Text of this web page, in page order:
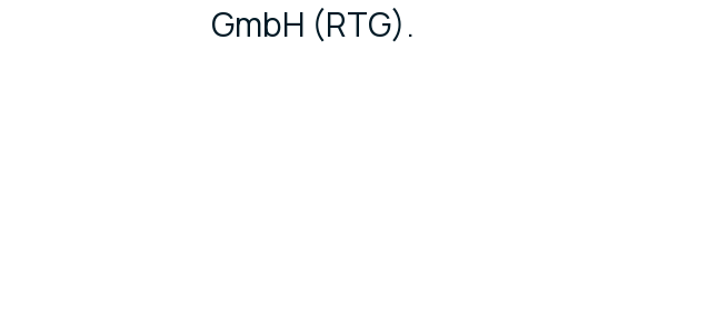
GmbH (RTG).